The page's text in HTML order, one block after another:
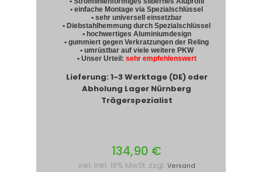
• einfache Montage via Spezialschlüssel
• sehr universell einsetzbar
• Diebstahlhemmung durch Spezialschlüssel
• hochwertiges Aluminiumdesign
• gummiert gegen Verkratzungen der Reling
• umrüstbar auf viele weitere PKW
• Unser Urteil: sehr empfehlenswert
Lieferung: 1-3 Werktage (DE) oder
Abholung Lager Nürnberg
Trägerspezialist
134,90 €
inkl. inkl. 19% MwSt. zzgl. Versand